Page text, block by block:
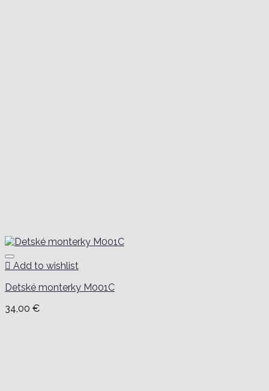
Add to wishlist
Detské monterky M001C
34,00 €